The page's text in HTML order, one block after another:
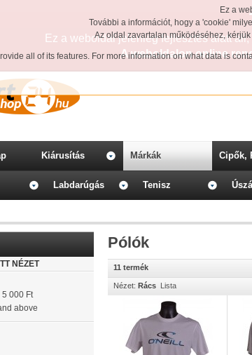
Ez a
További a információt, hogy a 'cookie'
Az oldal zavartalan működéséhez,
all of its features. For more information on what data is
Ez a weboldal jelenleg fejlesztés alatt
A weboldalon online
Kiárusítás Márkák Cipők,
Labdarúgás Tenisz
NÉZET
5 000 Ft
above
Pólók
11 termék
Nézet: Rács Lista